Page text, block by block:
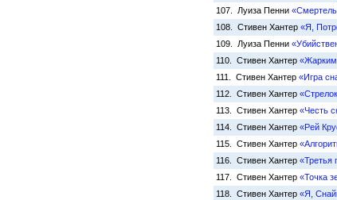
107. Луиза Пенни
108. Стивен Хантер «Я,
109. Луиза Пенни
110. Стивен Хантер
111. Стивен Хантер «Игра
112. Стивен Хантер
113. Стивен Хантер «Честь
114. Стивен Хантер «Рей
115. Стивен Хантер
116. Стивен Хантер «Третья
117. Стивен Хантер «Точка
118. Стивен Хантер «Я,